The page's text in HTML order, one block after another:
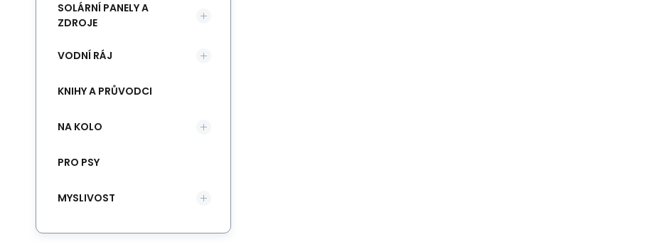
SOLÁRNÍ PANELY A
ZDROJE
VODNÍ RÁJ
KNIHY A PRŮVODCI
NA KOLO
PRO PSY
MYSLIVOST